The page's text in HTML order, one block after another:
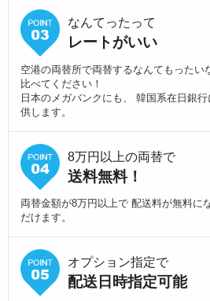
なんてったって
レートがいい
空港の両替所で両替するなんてもったい
比べてください！
日本のメガバンクにも、 韓国系在日銀
供します。
8万円以上の両替で
送料無料！
両替金額が8万円以上で 配送料が無料に
だけます。
オプション指定で
配送日時指定可能